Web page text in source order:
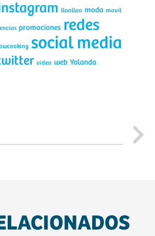
llaollao moda movil
promociones redes
social media
video web Yolanda